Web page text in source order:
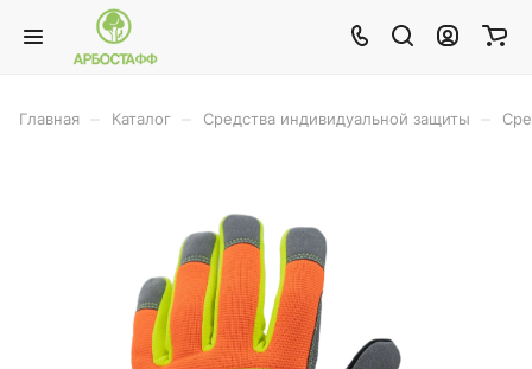
Главная Каталог Средства индивидуальной защиты